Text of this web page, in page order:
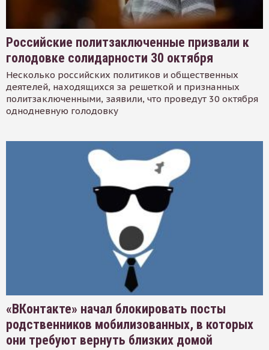
Российские политзаключенные призвали к
голодовке солидарности 30 октября
Несколько российских политиков и общественных
деятелей, находящихся за решеткой и признанных
политзаключенными, заявили, что проведут 30 октября
однодневную голодовку
«ВКонтакте» начал блокировать посты
родственников мобилизованных, в которых
они требуют вернуть близких домой